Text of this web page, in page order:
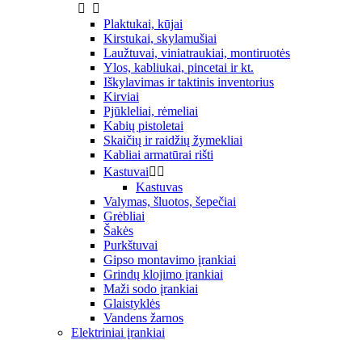


Plaktukai, kūjai
Kirstukai, skylamušiai
Laužtuvai, viniatraukiai, montiruotės
Ylos, kabliukai, pincetai ir kt.
Iškylavimas ir taktinis inventorius
Kirviai
Pjūkleliai, rėmeliai
Kabių pistoletai
Skaičių ir raidžių žymekliai
Kabliai armatūrai rišti
Kastuvai 
Kastuvas
Valymas, šluotos, šepečiai
Grėbliai
Šakės
Purkštuvai
Gipso montavimo įrankiai
Grindų klojimo įrankiai
Maži sodo įrankiai
Glaistyklės
Vandens žarnos
Elektriniai įrankiai